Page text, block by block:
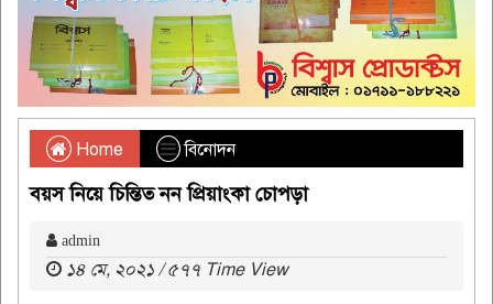
Home বিনোদন
বয়স নিয়ে চিন্তিত নন প্রিয়াংকা চোপড়া
admin
১৪ মে, ২০২১ / ৫৭৭ Time View